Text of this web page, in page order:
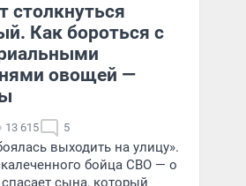
столкнуться
Как бороться с
овощей —
13 615 5
выходить на улицу».
бойца СВО — о
сына, который